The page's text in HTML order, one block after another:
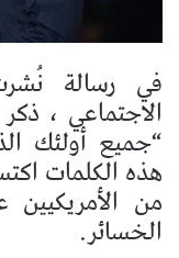
في رسالة
الاجتماعي ،
“جميع أولئك
هذه الكلمات
من الأمريكيين
الخسائر.